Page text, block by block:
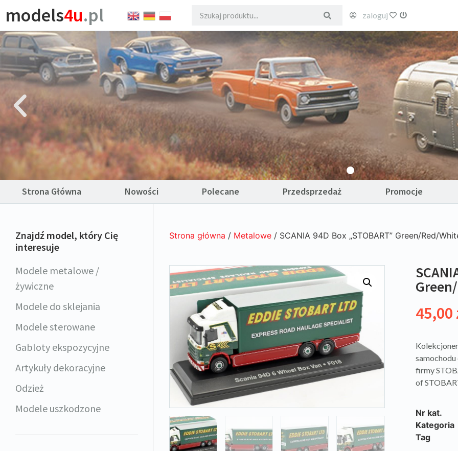
models4u.pl zaloguj ulubione
Strona Główna Nowości Polecane Przedsprzedaż Promocje
Znajdź model, który Cię
interesuje
Modele metalowe /
żywiczne
Modele do sklejania
Modele sterowane
Gabloty ekspozycyjne
Artykuły dekoracyjne
Odzież
Modele uszkodzone
Strona główna / Metalowe/ SCANIA 94D Box „STOBART” Green/Red/
45,00
firmy
of
Nr kat.
Kategoria
Tag